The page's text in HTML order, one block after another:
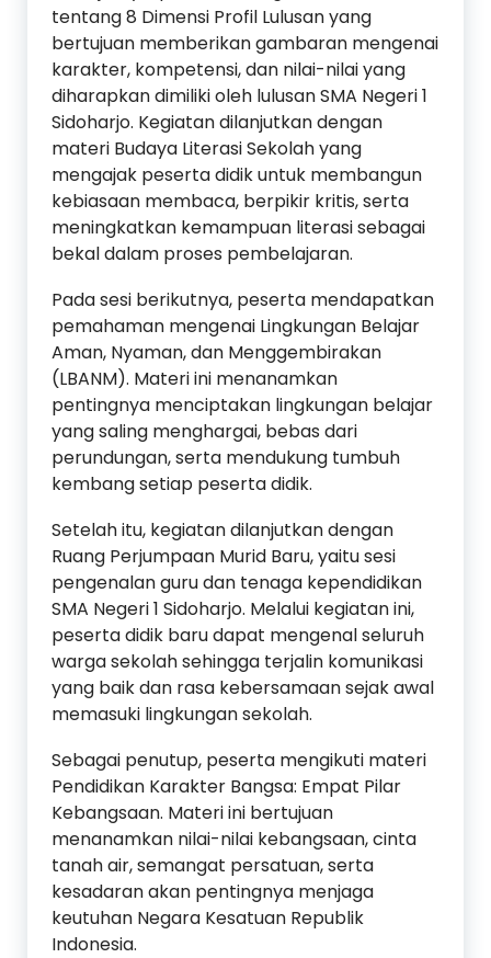
tentang 8 Dimensi Profil Lulusan yang
bertujuan memberikan gambaran mengenai
karakter, kompetensi, dan nilai-nilai yang
diharapkan dimiliki oleh lulusan SMA Negeri 1
Sidoharjo. Kegiatan dilanjutkan dengan
materi Budaya Literasi Sekolah yang
mengajak peserta didik untuk membangun
kebiasaan membaca, berpikir kritis, serta
meningkatkan kemampuan literasi sebagai
bekal dalam proses pembelajaran.
Pada sesi berikutnya, peserta mendapatkan
pemahaman mengenai Lingkungan Belajar
Aman, Nyaman, dan Menggembirakan
(LBANM). Materi ini menanamkan
pentingnya menciptakan lingkungan belajar
yang saling menghargai, bebas dari
perundungan, serta mendukung tumbuh
kembang setiap peserta didik.
Setelah itu, kegiatan dilanjutkan dengan
Ruang Perjumpaan Murid Baru, yaitu sesi
pengenalan guru dan tenaga kependidikan
SMA Negeri 1 Sidoharjo. Melalui kegiatan ini,
peserta didik baru dapat mengenal seluruh
warga sekolah sehingga terjalin komunikasi
yang baik dan rasa kebersamaan sejak awal
memasuki lingkungan sekolah.
Sebagai penutup, peserta mengikuti materi
Pendidikan Karakter Bangsa: Empat Pilar
Kebangsaan. Materi ini bertujuan
menanamkan nilai-nilai kebangsaan, cinta
tanah air, semangat persatuan, serta
kesadaran akan pentingnya menjaga
keutuhan Negara Kesatuan Republik
Indonesia.